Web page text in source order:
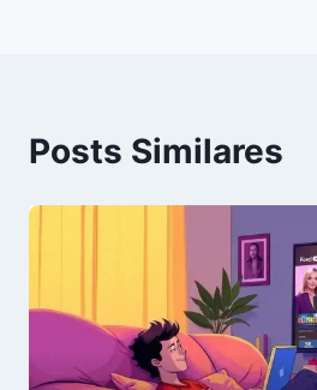
Posts Similares